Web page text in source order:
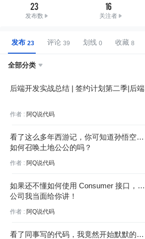
23
发布数
16
关注者
发布 评论 划线 收藏
全部分类 
后端开发实战总结 | 签约计划第二季|后端
作者 : 阿Q说代码
看了这么多年西游记，你可知道孙悟空是
如何召唤土地公公的吗？
作者 : 阿Q说代码
如果还不懂如何使用 Consumer 接口，来
公司我当面给你讲！
作者 : 阿Q说代码
看了同事写的代码，我竟然开始默默的模